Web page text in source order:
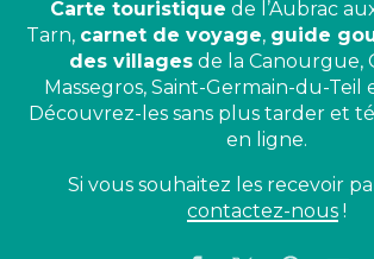
Carte touristique de l’Aubrac
Tarn, carnet de voyage, guide
des villagesde la Canourgue,
Massegros, Saint-Germain-du-Teil
Découvrez-les sans plus tarder et
en ligne.
Si vous souhaitez les recevoir
contactez-nous !